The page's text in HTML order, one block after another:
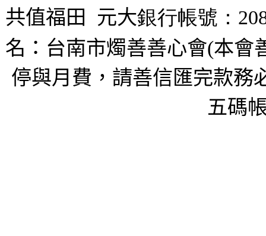
共值福田
元大銀行帳號：
名：台南市燭善善心會(本會
停與月費，請善信匯完款務
五碼